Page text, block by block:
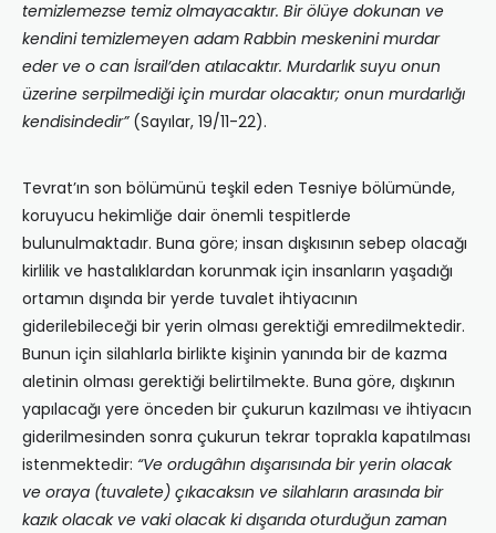
temizlemezse temiz olmayacaktır. Bir ölüye dokunan ve
kendini temizlemeyen adam Rabbin meskenini murdar
eder ve o can İsrail’den atılacaktır. Murdarlık suyu onun
üzerine serpilmediği için murdar olacaktır; onun murdarlığı
kendisindedir”(Sayılar, 19/11-22).
Tevrat’ın son bölümünü teşkil eden Tesniye bölümünde,
koruyucu hekimliğe dair önemli tespitlerde
bulunulmaktadır. Buna göre; insan dışkısının sebep olacağı
kirlilik ve hastalıklardan korunmak için insanların yaşadığı
ortamın dışında bir yerde tuvalet ihtiyacının
giderilebileceği bir yerin olması gerektiği emredilmektedir.
Bunun için silahlarla birlikte kişinin yanında bir de kazma
aletinin olması gerektiği belirtilmekte. Buna göre, dışkının
yapılacağı yere önceden bir çukurun kazılması ve ihtiyacın
giderilmesinden sonra çukurun tekrar toprakla kapatılması
istenmektedir: “Ve ordugâhın dışarısında bir yerin olacak
ve oraya (tuvalete) çıkacaksın ve silahların arasında bir
kazık olacak ve vaki olacak ki dışarıda oturduğun zaman